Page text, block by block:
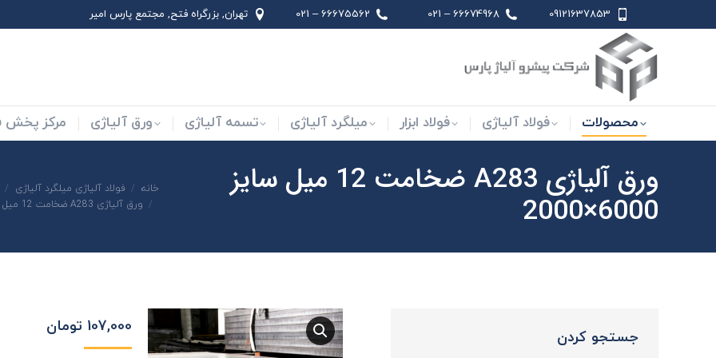
09121637853
66674968 – 021
66675562 – 021 تهران, بزرگراه فتح, مجتمع پارس امير
محصولات فولاد آلیاژی فولاد ابزار میلگرد آلیاژی تسمه آلیاژی ورق آلیاژی مرکز پخش
ورق آلیاژی A283 ضخامت 12 میل سایز
6000×2000
شما اینجا هستید:
خانه فولاد آلیاژی میلگرد آلیاژی
ورق آلیاژی A283 ضخامت 12 میل سایز 6000×2000
107,000 تومان
جستجو کردن
محصولات میلگرد آلیاژی تسمه آلیاژی